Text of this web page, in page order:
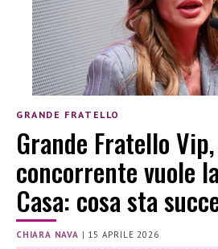
GRANDE FRATELLO
Grande Fratello
concorrente vuole
Casa: cosa sta
CHIARA NAVA | 15 APRILE 2026